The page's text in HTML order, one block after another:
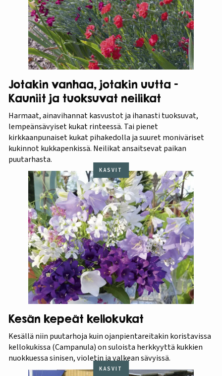
Jotakin vanhaa, jotakin uutta –
Kauniit ja tuoksuvat neilikat
Harmaat, ainavihannat kasvustot ja ihanasti tuoksuvat,
lempeänsävyiset kukat rinteessä. Tai pienet
kirkkaanpunaiset kukat pihakedolla ja suuret moniväriset
kukinnot kukkapenkissä. Neilikat ansaitsevat paikan
puutarhasta.
KASVIT
Kesän kepeät kellokukat
Kesällä niin puutarhoja kuin ojanpientareitakin koristavissa
kellokukissa (Campanula) on suloista herkkyyttä kukkien
nuokkuessa sinisen, violetin ja valkean sävyissä.
KASVIT